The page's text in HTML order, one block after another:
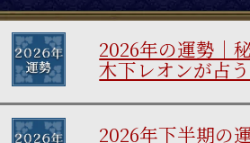
2026年の運勢｜
木下レオンが占
2026年下半期の